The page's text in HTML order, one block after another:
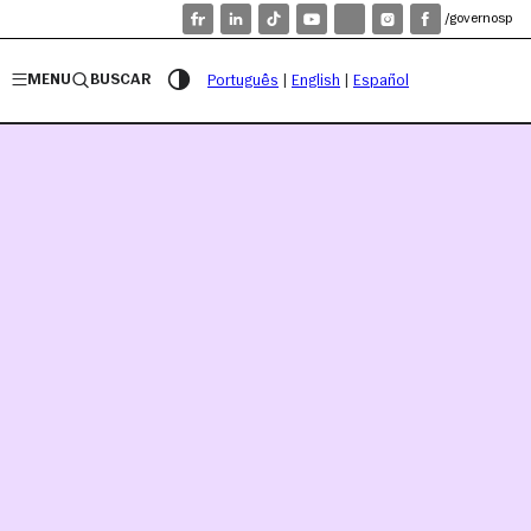
/governosp
MENU BUSCAR Português English Español